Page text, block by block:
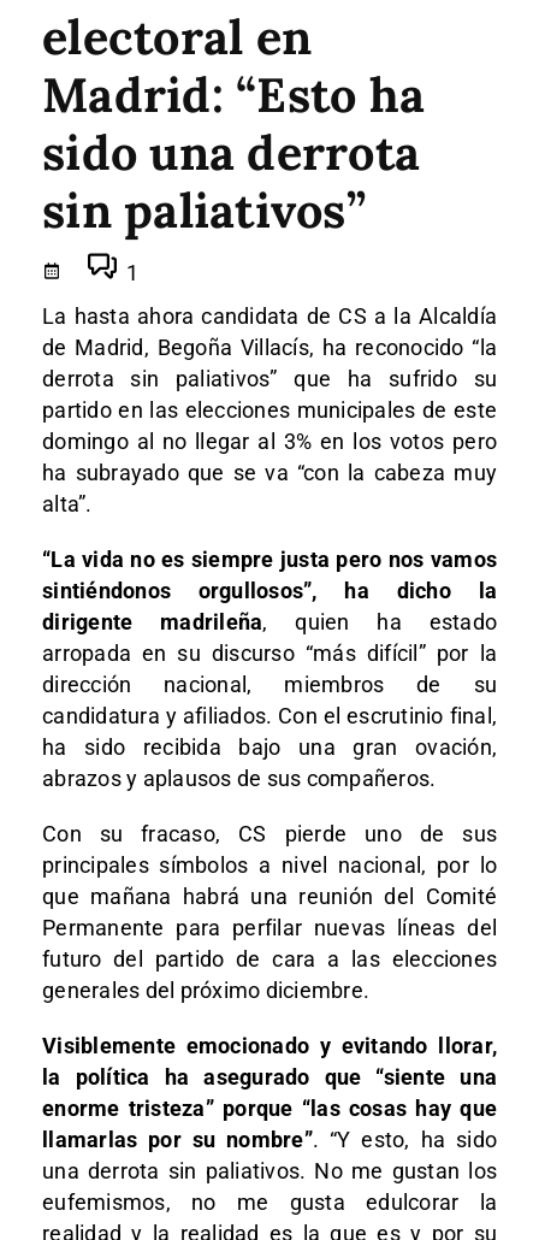
electoral en
Madrid: “Esto ha
sido una derrota
sin paliativos”
1
La hasta ahora candidata de CS a la Alcaldía
de Madrid, Begoña Villacís, ha reconocido “la
derrota sin paliativos” que ha sufrido su
partido en las elecciones municipales de este
domingo al no llegar al 3% en los votos pero
ha subrayado que se va “con la cabeza muy
alta”.
“La vida no es siempre justa pero nos vamos
sintiéndonos orgullosos”, ha dicho la
dirigente madrileña, quien ha estado
arropada en su discurso “más difícil” por la
dirección nacional, miembros de su
candidatura y afiliados. Con el escrutinio final,
ha sido recibida bajo una gran ovación,
abrazos y aplausos de sus compañeros.
Con su fracaso, CS pierde uno de sus
principales símbolos a nivel nacional, por lo
que mañana habrá una reunión del Comité
Permanente para perfilar nuevas líneas del
futuro del partido de cara a las elecciones
generales del próximo diciembre.
Visiblemente emocionado y evitando llorar,
la política ha asegurado que “siente una
enorme tristeza” porque “las cosas hay que
llamarlas por su nombre”. “Y esto, ha sido
una derrota sin paliativos. No me gustan los
eufemismos, no me gusta edulcorar la
realidad y la realidad es la que es y por su